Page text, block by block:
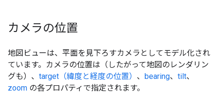
カメラの位置
地図ビューは、平面を見下ろすカメラ としてモデル化され
ています。カメラの位置は（したがって地図のレンダリン
グも）、 target（緯度と経度の位置） 、 bearing、 tilt、
zoom の各プロパティで指定されます。